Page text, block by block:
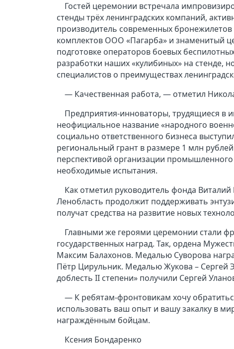
Гостей церемонии встречала
стенды трёх ленинградских компаний,
производитель современных
комплектов ООО «Пагарба» и знаменитый
подготовке операторов боевых
разработки наших «кулибиных» на стенде,
специалистов о преимуществах
— Качественная работа, — отметил
Предприятия-инноваторы, трудящиеся в
неофициальное название «народного
социально ответственного бизнеса
региональный грант в размере 1 млн
перспективой организации
необходимые испытания.
Как отметил руководитель фонда
Ленобласть продолжит поддерживать
получат средства на развитие новых
Главными же героями церемонии стали
государственных наград. Так, ордена
Максим Балахонов. Медалью Суворова
Пётр Цирульник. Медалью Жукова – Сергей
доблесть II степени» получили Сергей
— К ребятам-фронтовикам хочу
использовать ваш опыт и вашу закалку в
награждённым бойцам.
Ксения Бондаренко